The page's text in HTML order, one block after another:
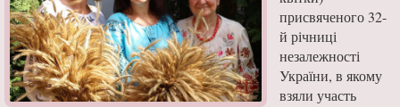
присвяченого 32-
й річниці
незалежності
України, в якому
взяли участь